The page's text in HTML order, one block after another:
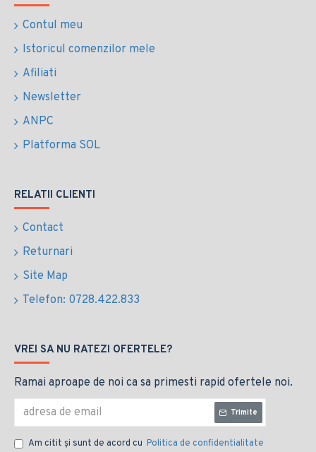
Contul meu
Istoricul comenzilor mele
Afiliati
Newsletter
ANPC
Platforma SOL
RELATII CLIENTI
Contact
Returnari
Site Map
Telefon: 0728.422.833
VREI SA NU RATEZI OFERTELE?
Ramai aproape de noi ca sa primesti rapid ofertele noi.
Trimite
Am citit şi sunt de acord cu Politica de confidentialitate